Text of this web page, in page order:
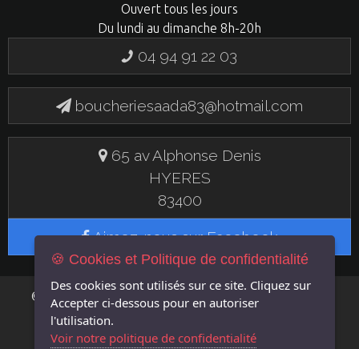
Ouvert tous les jours
Du lundi au dimanche 8h-20h
04 94 91 22 03
boucheriesaada83@hotmail.com
65 av Alphonse Denis
HYERES
83400
Aimez-nous sur Facebook
© 2019 BOUCHERIE SAADA - UN SITE FLASH EN
MENTIONS LÉGALES|GÉRER LES COOKIES|POLITIQUE DE CONFIDENTIALITÉ
🍪 Cookies et Politique de confidentialité
Des cookies sont utilisés sur ce site. Cliquez sur
Accepter ci-dessous pour en autoriser
l'utilisation.
Voir notre politique de confidentialité